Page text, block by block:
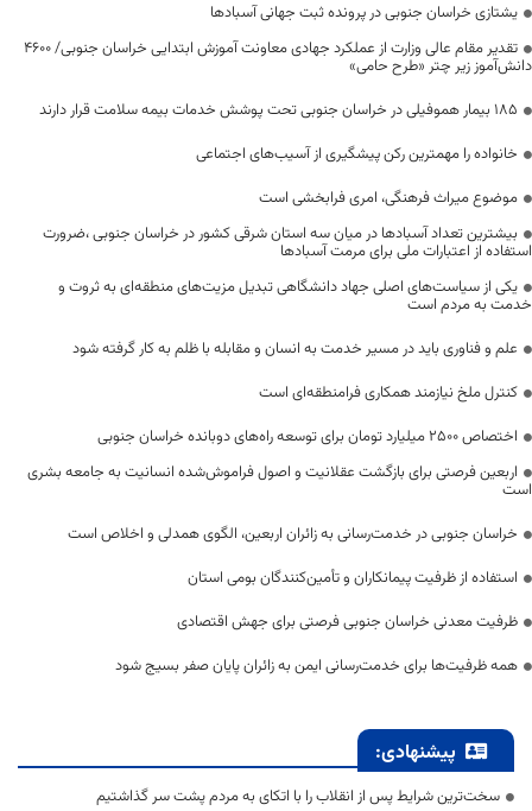
یشتازی خراسان جنوبی در پرونده ثبت جهانی آسبادها
تقدیر مقام عالی وزارت از عملکرد جهادی معاونت آموزش ابتدایی خراسان جنوبی/ ۴۶۰۰
دانش‌آموز زیر چتر «طرح حامی»
۱۸۵ بیمار هموفیلی در خراسان جنوبی تحت پوشش خدمات بیمه سلامت قرار دارند
خانواده را مهمترین رکن پیشگیری از آسیب‌های اجتماعی
موضوع میراث فرهنگی، امری فرابخشی است
بیشترین تعداد آسبادها در میان سه استان شرقی کشور در خراسان جنوبی ،ضرورت
استفاده از اعتبارات ملی برای مرمت آسبادها
یکی از سیاست‌های اصلی جهاد دانشگاهی تبدیل مزیت‌های منطقه‌ای به ثروت و
خدمت به مردم است
علم و فناوری باید در مسیر خدمت به انسان و مقابله با ظلم به کار گرفته شود
کنترل ملخ نیازمند همکاری فرامنطقه‌ای است
اختصاص 2500 میلیارد تومان برای توسعه راه‌های دوبانده خراسان جنوبی
اربعین فرصتی برای بازگشت عقلانیت و اصول فراموش‌شده انسانیت به جامعه بشری
است
خراسان جنوبی در خدمت‌رسانی به زائران اربعین، الگوی همدلی و اخلاص است
استفاده از ظرفیت پیمانکاران و تأمین‌کنندگان بومی استان
ظرفیت معدنی خراسان جنوبی فرصتی برای جهش اقتصادی
همه ظرفیت‌ها برای خدمت‌رسانی ایمن به زائران پایان صفر بسیج شود
پیشنهادی:
سخت‌ترین شرایط پس از انقلاب را با اتکای به مردم پشت سر گذاشتیم